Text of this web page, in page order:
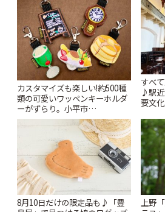
カスタマイズも楽しい!約500種
類の可愛いワッペンキーホルダ
ーがずらり。小平市
「Kimamaya T&K」 | ことりっ
すべ
♪駅
要文
りっぷ
8月10日だけの限定品も♪「豊
上野